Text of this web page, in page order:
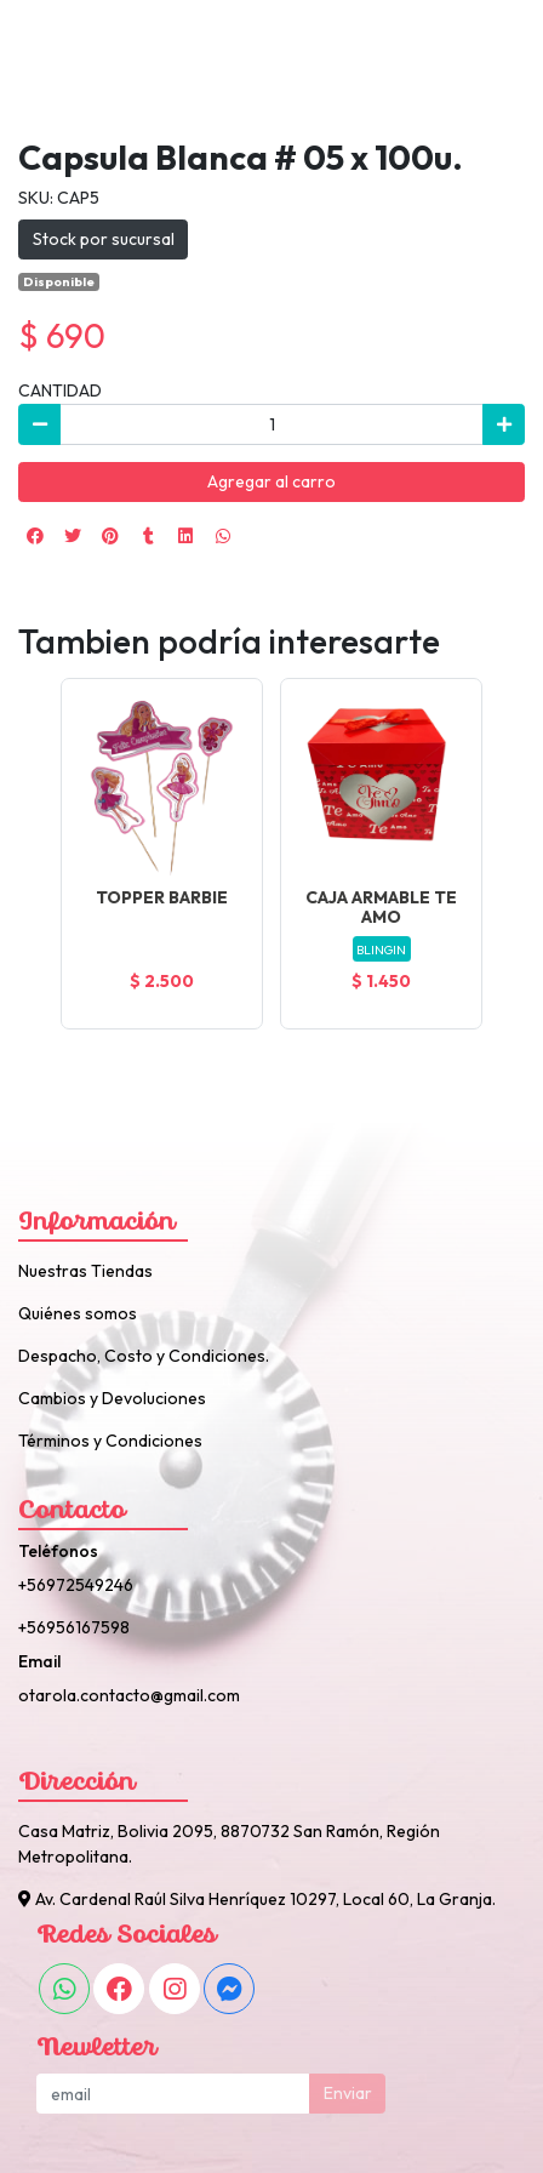
Capsula Blanca # 05 x 100u.
SKU: CAP5
Stock por sucursal
Disponible
$ 690
CANTIDAD
Agregar al carro
Tambien podría interesarte
TOPPER BARBIE
$ 2.500
CAJA ARMABLE TE
AMO
BLINGIN
$ 1.450
Información
Nuestras Tiendas
Quiénes somos
Despacho, Costo y Condiciones.
Cambios y Devoluciones
Términos y Condiciones
Contacto
Teléfonos
+56972549246
+56956167598
Email
otarola.contacto@gmail.com
Dirección
Casa Matriz, Bolivia 2095, 8870732 San Ramón, Región
Metropolitana.
Av. Cardenal Raúl Silva Henríquez 10297, Local 60, La Granja.
Redes Sociales
Newletter
Enviar